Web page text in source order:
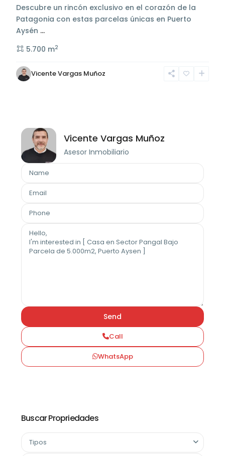
Descubre un rincón exclusivo en el corazón de la
Patagonia con estas parcelas únicas en Puerto
Aysén ...
5.700 m2
Vicente Vargas Muñoz
Vicente Vargas Muñoz
Asesor Inmobiliario
Call
WhatsApp
Buscar Propriedades
Tipos